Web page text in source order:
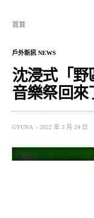
首頁
戶外新訊 NEWS
沈浸式「
音樂祭回來
GYUNA 2022 年 3 月 24 日